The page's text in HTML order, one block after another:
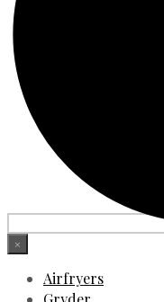
×
Airfryers